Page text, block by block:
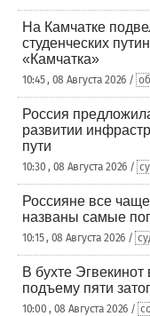
На Камчатке
студенческих
«Камчатка»
10:45 , 08 Августа 2026 /
Россия
развитии
пути
10:30 , 08 Августа 2026 /
Россияне все
названы самые
10:15 , 08 Августа 2026 /
В бухте Эгвекинот
подъему пяти
10:00 , 08 Августа 2026 /